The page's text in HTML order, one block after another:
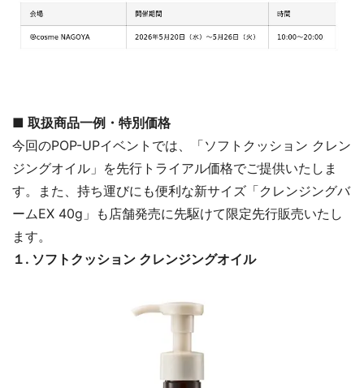
■ 取扱商品一例・特別価格
今回のPOP-UPイベントでは、「ソフトクッション クレン
ジングオイル」を先行トライアル価格でご提供いたしま
す。また、持ち運びにも便利な新サイズ「クレンジングバ
ームEX 40g」も店舗発売に先駆けて限定先行販売いたし
ます。
１. ソフトクッション クレンジングオイル